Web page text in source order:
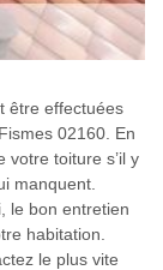
être effectuées
02160. En
votre toiture s’il y
manquent.
le bon entretien
habitation.
le plus vite